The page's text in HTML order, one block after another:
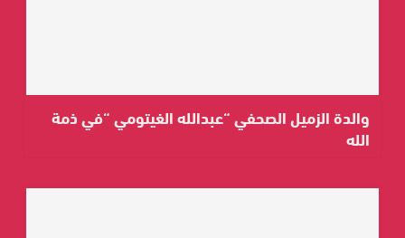
والدة الزميل الصحفي “عبدالله الغيتومي “في ذمة
الله